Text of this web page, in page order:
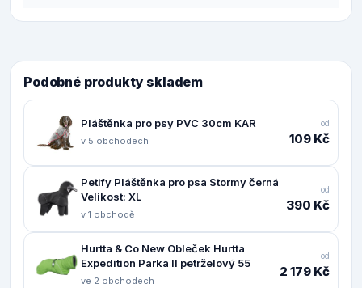
Podobné produkty skladem
Pláštěnka pro psy PVC 30cm KAR
v 5 obchodech
od
109 Kč
Petify Pláštěnka pro psa Stormy černá
Velikost: XL
v 1 obchodě
od
390 Kč
Hurtta & Co New Obleček Hurtta
Expedition Parka II petrželový 55
ve 2 obchodech
od
2 179 Kč